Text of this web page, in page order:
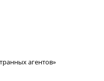
агентов»